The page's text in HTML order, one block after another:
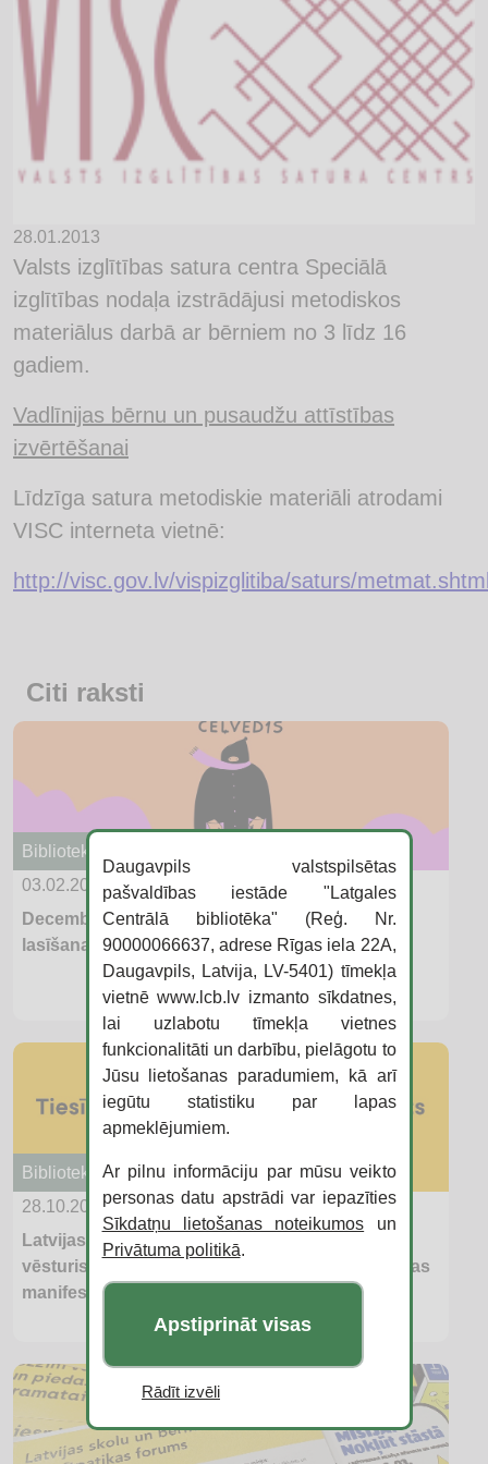
28.01.2013
Valsts izglītības satura centra Speciālā
izglītības nodaļa izstrādājusi metodiskos
materiālus darbā ar bērniem no 3 līdz 16
gadiem.
Vadlīnijas bērnu un pusaudžu attīstības
izvērtēšanai
Līdzīga satura metodiskie materiāli atrodami
VISC interneta vietnē:
http://visc.gov.lv/vispizglitiba/saturs/
Citi raksti
Bibliotekāriem
03.02.2026
Decembra un janvāra “Literatūras ceļvedis” –
lasīšana kā ziemošanas veids
Bibliotekāriem
28.10.2025
Latvijas Nacionālajā bibliotēkā pieņemts
vēsturisks manifests “Tiesības uz lasīšanu. Rīgas
manifests” un uzsākta tā parakstīšana
Daugavpils valstspilsētas
pašvaldības iestāde "Latgales
Centrālā bibliotēka" (Reģ. Nr.
90000066637, adrese Rīgas iela 22A,
Daugavpils, Latvija, LV-5401) tīmekļa
vietnē www.lcb.lv izmanto sīkdatnes,
lai uzlabotu tīmekļa vietnes
funkcionalitāti un darbību, pielāgotu to
Jūsu lietošanas paradumiem, kā arī
iegūtu statistiku par lapas
apmeklējumiem.
Ar pilnu informāciju par mūsu veikto
personas datu apstrādi var iepazīties
Sīkdatņu lietošanas noteikumos un
Privātuma politikā.
Apstiprināt visas
Rādīt izvēli